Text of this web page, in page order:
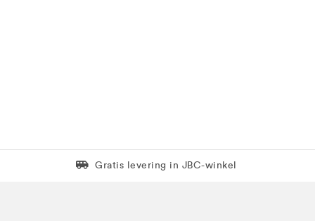
Levering in 1 pakket
Gratis levering in JBC-winkel